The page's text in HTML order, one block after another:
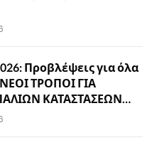
Προβλέψεις για όλα
ΤΡΟΠΟΙ ΓΙΑ
ΚΑΤΑΣΤΑΣΕΩΝ…